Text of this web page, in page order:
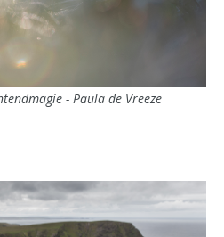
- Paula de Vreeze